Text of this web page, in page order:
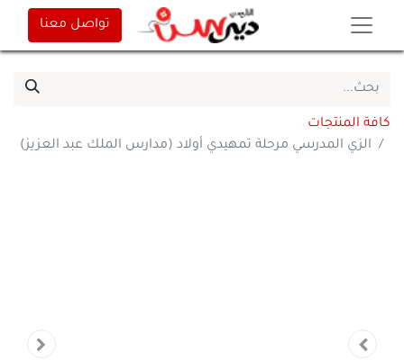
تواصل معنا
كافة المنتجات
الزي المدرسي مرحلة تمهيدي أولاد (مدارس الملك عبد العزيز)